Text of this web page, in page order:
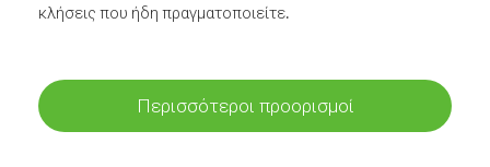
κλήσεις που ήδη πραγματοποιείτε.
Περισσότεροι προορισμοί